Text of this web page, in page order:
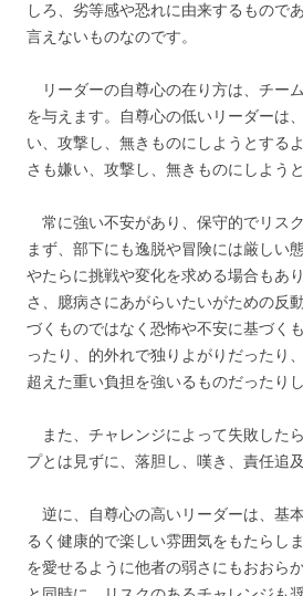
しろ、劣等感や恐れに由来するもので
言えないものなのです。
リーダーの自尊心の在り方は、チー
を与えます。自尊心の低いリーダーは
い、攻撃し、無きものにしようとする
さも嫌い、攻撃し、無きものにしようと
常に強い不安があり、保守的でリス
まず、部下にも逸脱や冒険には厳しい
やたらに挑戦や変化を求める場合もあ
さ、臆病さにあがらいたいがための反
づくものではなく恐怖や不安に基づく
ったり、的外れで独りよがりだったり
超えた重い負担を強いるものだったりし
また、チャレンジによって失敗した
プとは見ずに、落胆し、嘆き、責任追
逆に、自尊心の高いリーダーは、基
るく健康的で楽しい雰囲気をもたらし
を愛せるように他者の弱さにもおおら